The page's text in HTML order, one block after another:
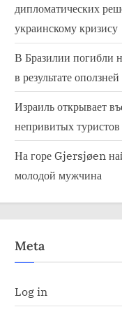
дипломатических
украинскому кризису
В Бразилии погибли
в результате оползней
Израиль открывает
непривитых туристов
На горе Gjersjøen
молодой мужчина
Meta
Log in